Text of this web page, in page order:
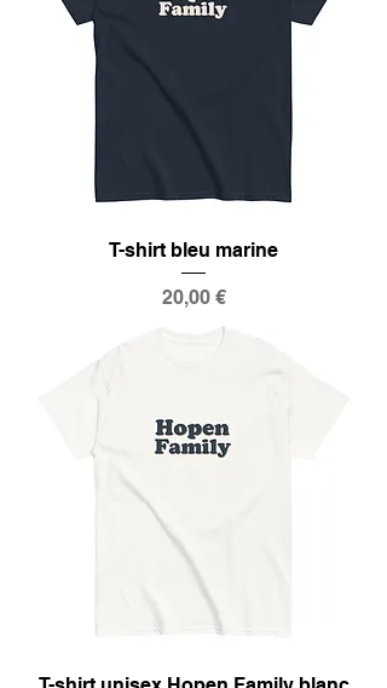
T-shirt bleu marine
Prix
20,00 €